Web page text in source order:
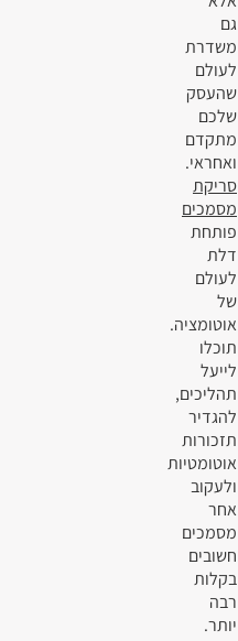
גם
משדרת
לעולם
שהעסק
שלכם
מתקדם
ואחראי.
סריקת
מסמכים
פותחת
דלת
לעולם
של
אוטומציה.
תוכלו
לייעל
תהליכים,
להגדיר
תזכורות
אוטומטיות
ולעקוב
אחר
מסמכים
חשובים
בקלות
רבה
יותר.